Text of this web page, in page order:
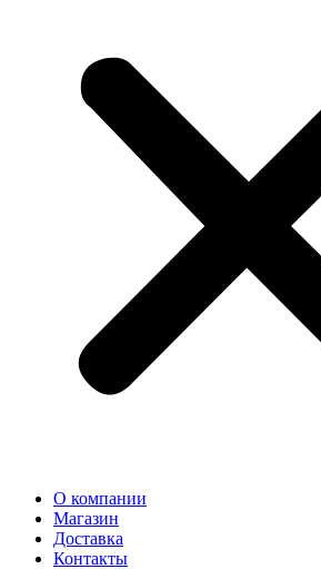
О компании
Магазин
Доставка
Контакты